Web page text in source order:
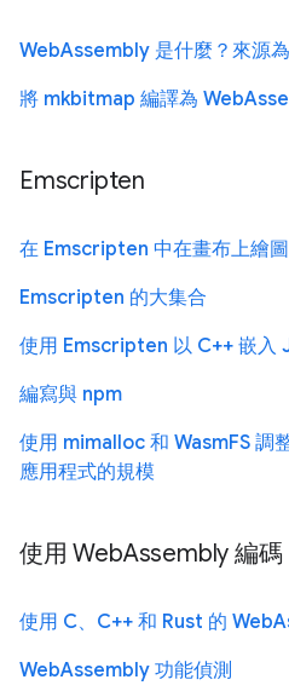
WebAssembly 是什麼？來源
將 mkbitmap 編譯為
Emscripten
在 Emscripten 中在畫布上繪圖
Emscripten 的大集合
使用 Emscripten 以 C++ 嵌入
編寫與 npm
使用 mimalloc 和 WasmFS 調
應用程式的規模
使用 WebAssembly 編碼
使用 C、C++ 和 Rust 的
WebAssembly 功能偵測